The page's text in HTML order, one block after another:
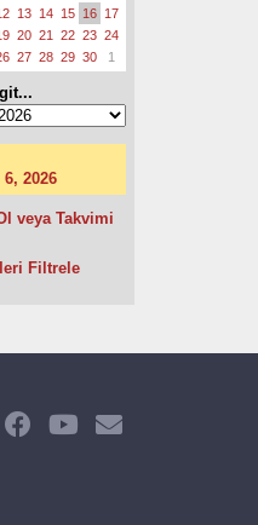
13 14 15 16 17
20 21 22 23 24
27 28 29 30 1
6, 2026
veya Takvimi
Filtrele